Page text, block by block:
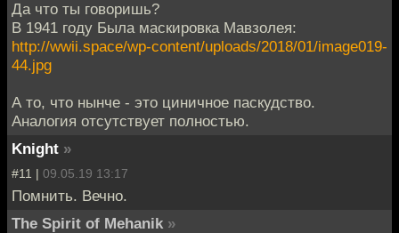
Да что ты говоришь?
В 1941 году Была маскировка Мавзолея:
http://wwii.space/wp-content/uploads/2018/01/image019-
44.jpg
А то, что нынче - это циничное паскудство.
Аналогия отсутствует полностью.
Knight »
#11 | 09.05.19 13:17
Помнить. Вечно.
The Spirit of Mehanik »